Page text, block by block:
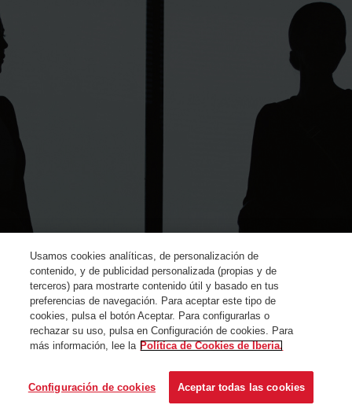
Usamos cookies analíticas, de personalización de
contenido, y de publicidad personalizada (propias y de
terceros) para mostrarte contenido útil y basado en tus
preferencias de navegación. Para aceptar este tipo de
cookies, pulsa el botón Aceptar. Para configurarlas o
rechazar su uso, pulsa en Configuración de cookies. Para
más información, lee la Política de Cookies de Iberia.
Configuración de cookies Aceptar todas las cookies